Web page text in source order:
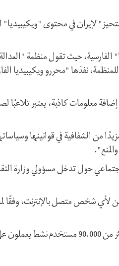
لإيران في محتوى "ويكيبيديا"
الفارسية، حيث تقول منظمة
نفذها "محررو ويكيبيديا
معلومات كاذبة، يعتبر تلاعبًا
من الشفافية في قوانينها
حول تدخل مسؤولي وزارة
شخص متصل بالإنترنت، وفقًا